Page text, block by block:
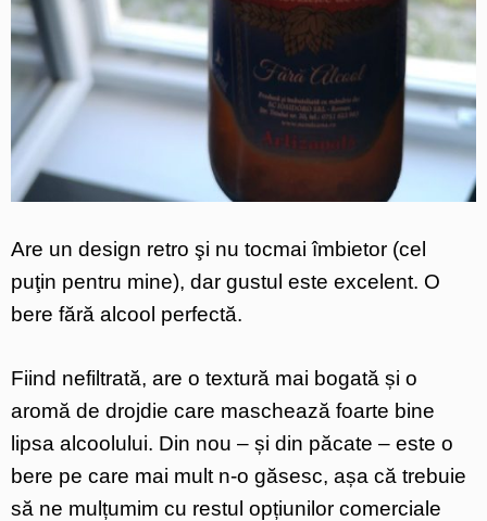
Are un design retro şi nu tocmai îmbietor (cel
puţin pentru mine), dar gustul este excelent. O
bere fără alcool perfectă.
Fiind nefiltrată, are o textură mai bogată și o
aromă de drojdie care maschează foarte bine
lipsa alcoolului. Din nou – și din păcate – este o
bere pe care mai mult n-o găsesc, așa că trebuie
să ne mulțumim cu restul opțiunilor comerciale